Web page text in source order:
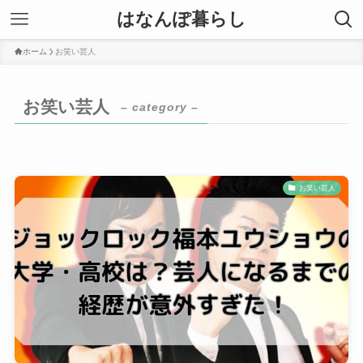
はなんぽ暮らし
ホーム お笑い芸人
お笑い芸人 – category –
お笑い芸人